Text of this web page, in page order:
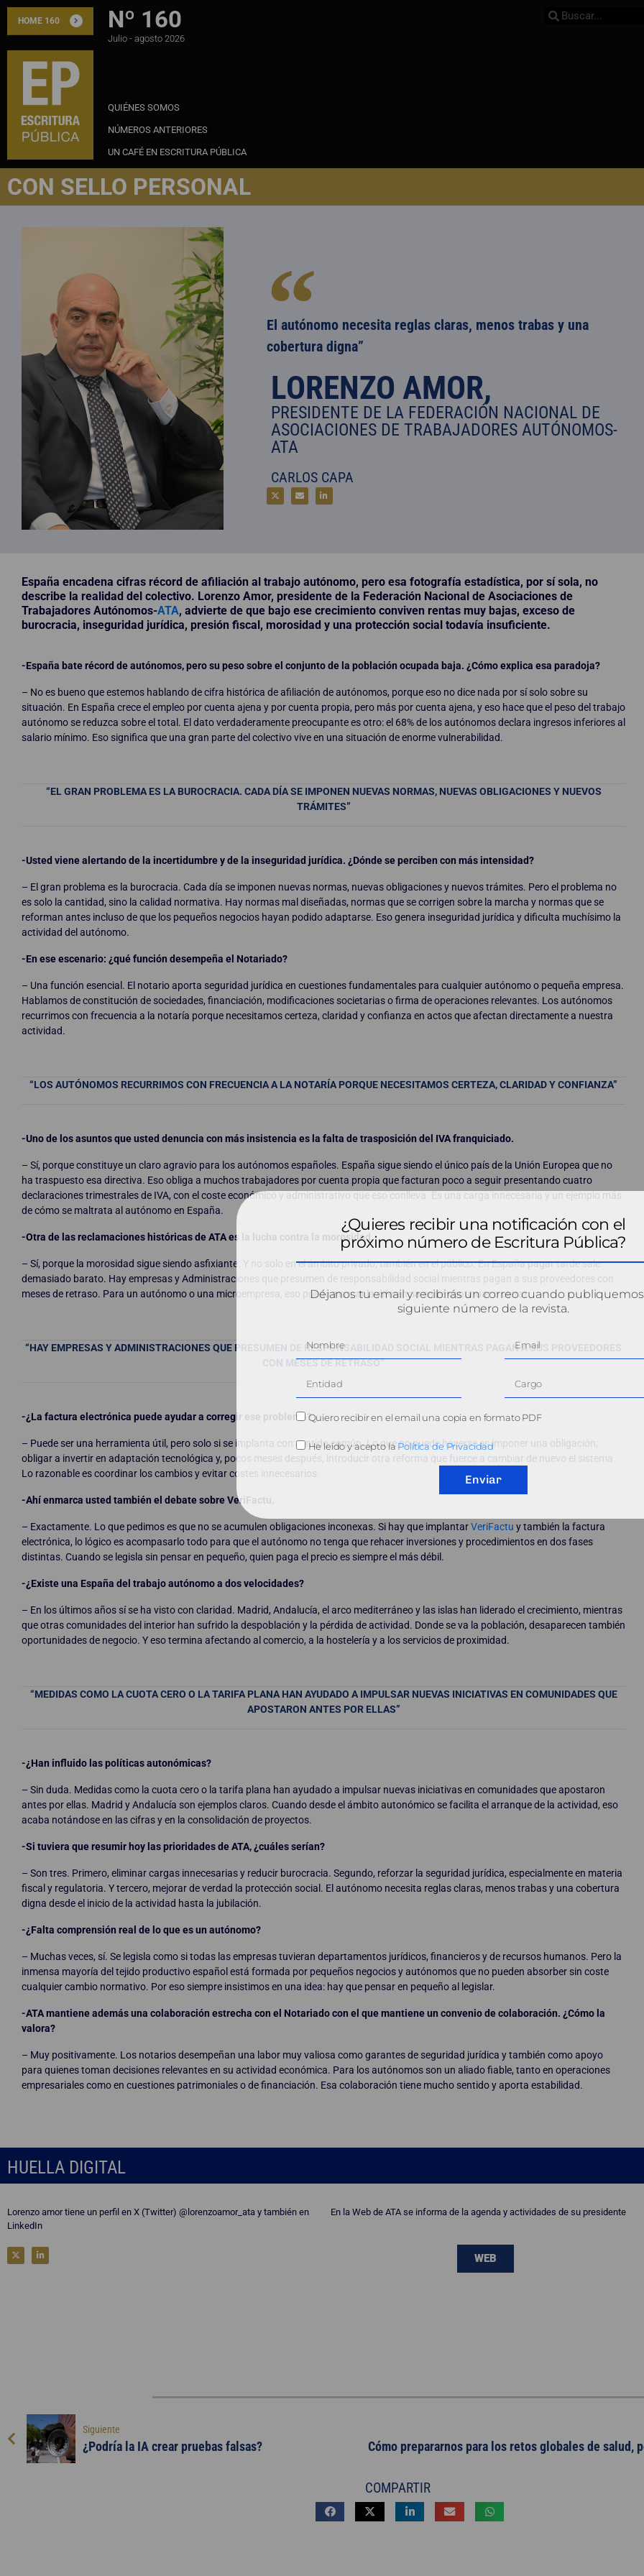
HOME 160 Nº 160
Julio - agosto 2026
QUIÉNES SOMOS
NÚMEROS ANTERIORES
UN CAFÉ EN ESCRITURA PÚBLICA
CON SELLO PERSONAL
El autónomo necesita reglas claras, menos trabas y una
cobertura digna”
LORENZO AMOR,
PRESIDENTE DE LA FEDERACIÓN NACIONAL DE
ASOCIACIONES DE TRABAJADORES AUTÓNOMOS-
ATA
CARLOS CAPA
España encadena cifras récord de afiliación al trabajo autónomo, pero esa fotografía estadística, por sí sola, no
describe la realidad del colectivo. Lorenzo Amor, presidente de la Federación Nacional de Asociaciones de
Trabajadores Autónomos-ATA, advierte de que bajo ese crecimiento conviven rentas muy bajas, exceso de
burocracia, inseguridad jurídica, presión fiscal, morosidad y una protección social todavía insuficiente.
-España bate récord de autónomos, pero su peso sobre el conjunto de la población ocupada baja. ¿Cómo explica esa paradoja?
– No es bueno que estemos hablando de cifra histórica de afiliación de autónomos, porque eso no dice nada por sí solo sobre su
situación. En España crece el empleo por cuenta ajena y por cuenta propia, pero más por cuenta ajena, y eso hace que el peso del trabajo
autónomo se reduzca sobre el total. El dato verdaderamente preocupante es otro: el 68% de los autónomos declara ingresos inferiores al
salario mínimo. Eso significa que una gran parte del colectivo vive en una situación de enorme vulnerabilidad.
“EL GRAN PROBLEMA ES LA BUROCRACIA. CADA DÍA SE IMPONEN NUEVAS NORMAS, NUEVAS OBLIGACIONES Y NUEVOS
TRÁMITES”
-Usted viene alertando de la incertidumbre y de la inseguridad jurídica. ¿Dónde se perciben con más intensidad?
– El gran problema es la burocracia. Cada día se imponen nuevas normas, nuevas obligaciones y nuevos trámites. Pero el problema no
es solo la cantidad, sino la calidad normativa. Hay normas mal diseñadas, normas que se corrigen sobre la marcha y normas que se
reforman antes incluso de que los pequeños negocios hayan podido adaptarse. Eso genera inseguridad jurídica y dificulta muchísimo la
actividad del autónomo.
-En ese escenario: ¿qué función desempeña el Notariado?
– Una función esencial. El notario aporta seguridad jurídica en cuestiones fundamentales para cualquier autónomo o pequeña empresa.
Hablamos de constitución de sociedades, financiación, modificaciones societarias o firma de operaciones relevantes. Los autónomos
recurrimos con frecuencia a la notaría porque necesitamos certeza, claridad y confianza en actos que afectan directamente a nuestra
actividad.
“LOS AUTÓNOMOS RECURRIMOS CON FRECUENCIA A LA NOTARÍA PORQUE NECESITAMOS CERTEZA, CLARIDAD Y CONFIANZA”
-Uno de los asuntos que usted denuncia con más insistencia es la falta de trasposición del IVA franquiciado.
– Sí, porque constituye un claro agravio para los autónomos españoles. España sigue siendo el único país de la Unión Europea que no
ha traspuesto esa directiva. Eso obliga a muchos trabajadores por cuenta propia que facturan poco a seguir presentando cuatro
declaraciones trimestrales de IVA, con el coste económico y administrativo que eso conlleva. Es una carga innecesaria y un ejemplo más
de cómo se maltrata al autónomo en España.
-Otra de las reclamaciones históricas de ATA es la lucha contra la morosidad.
– Sí, porque la morosidad sigue siendo asfixiante. Y no solo en el ámbito privado; también en el público. En España pagar tarde sale
demasiado barato. Hay empresas y Administraciones que presumen de responsabilidad social mientras pagan a sus proveedores con
meses de retraso. Para un autónomo o una microempresa, eso puede marcar la diferencia entre continuar o cerrar.
“HAY EMPRESAS Y ADMINISTRACIONES QUE PRESUMEN DE RESPONSABILIDAD SOCIAL MIENTRAS PAGAN A SUS PROVEEDORES
CON MESES DE RETRASO”
-¿La factura electrónica puede ayudar a corregir ese problema?
– Puede ser una herramienta útil, pero solo si se implanta con sentido común. Lo que no puede hacerse es imponer una obligación;
obligar a invertir en adaptación tecnológica y, pocos meses después, introducir otra reforma que fuerce a cambiar de nuevo el sistema.
Lo razonable es coordinar los cambios y evitar costes innecesarios.
-Ahí enmarca usted también el debate sobre VeriFactu.
– Exactamente. Lo que pedimos es que no se acumulen obligaciones inconexas. Si hay que implantarVeriFactu y también la factura
electrónica, lo lógico es acompasarlo todo para que el autónomo no tenga que rehacer inversiones y procedimientos en dos fases
distintas. Cuando se legisla sin pensar en pequeño, quien paga el precio es siempre el más débil.
-¿Existe una España del trabajo autónomo a dos velocidades?
– En los últimos años sí se ha visto con claridad. Madrid, Andalucía, el arco mediterráneo y las islas han liderado el crecimiento, mientras
que otras comunidades del interior han sufrido la despoblación y la pérdida de actividad. Donde se va la población, desaparecen también
oportunidades de negocio. Y eso termina afectando al comercio, a la hostelería y a los servicios de proximidad.
“MEDIDAS COMO LA CUOTA CERO O LA TARIFA PLANA HAN AYUDADO A IMPULSAR NUEVAS INICIATIVAS EN COMUNIDADES QUE
APOSTARON ANTES POR ELLAS”
-¿Han influido las políticas autonómicas?
– Sin duda. Medidas como la cuota cero o la tarifa plana han ayudado a impulsar nuevas iniciativas en comunidades que apostaron
antes por ellas. Madrid y Andalucía son ejemplos claros. Cuando desde el ámbito autonómico se facilita el arranque de la actividad, eso
acaba notándose en las cifras y en la consolidación de proyectos.
-Si tuviera que resumir hoy las prioridades de ATA, ¿cuáles serían?
– Son tres. Primero, eliminar cargas innecesarias y reducir burocracia. Segundo, reforzar la seguridad jurídica, especialmente en materia
fiscal y regulatoria. Y tercero, mejorar de verdad la protección social. El autónomo necesita reglas claras, menos trabas y una cobertura
digna desde el inicio de la actividad hasta la jubilación.
-¿Falta comprensión real de lo que es un autónomo?
– Muchas veces, sí. Se legisla como si todas las empresas tuvieran departamentos jurídicos, financieros y de recursos humanos. Pero la
inmensa mayoría del tejido productivo español está formada por pequeños negocios y autónomos que no pueden absorber sin coste
cualquier cambio normativo. Por eso siempre insistimos en una idea: hay que pensar en pequeño al legislar.
-ATA mantiene además una colaboración estrecha con el Notariado con el que mantiene un convenio de colaboración. ¿Cómo la
valora?
– Muy positivamente. Los notarios desempeñan una labor muy valiosa como garantes de seguridad jurídica y también como apoyo
para quienes toman decisiones relevantes en su actividad económica. Para los autónomos son un aliado fiable, tanto en operaciones
empresariales como en cuestiones patrimoniales o de financiación. Esa colaboración tiene mucho sentido y aporta estabilidad.
HUELLA DIGITAL
Lorenzo amor tiene un perfil en X (Twitter) @lorenzoamor_ata y también en
LinkedIn
En la Web de ATA se informa de la agenda y actividades de su presidente
WEB
Siguiente
¿Podría la IA crear pruebas falsas? Cómo prepararnos para los retos globales de salud,
COMPARTIR
¿Quieres recibir una notificación con el
próximo número de Escritura Pública?
Déjanos tu email y recibirás un correo cuando
siguiente número de la revista.
Quiero recibir en el email una copia en formato PDF
He leído y acepto laPolítica de Privacidad
Enviar